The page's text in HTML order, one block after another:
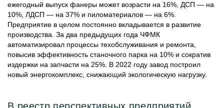
ежегодный выпуск фанеры может возрасти на 16%, ДСП — на
10%, ЛДСП — на 37% и пиломатериалов — на 6%.
Предприятие в целом постоянно вкладывается в развитие
производства. За два предыдущих года ЧФМК
автоматизировал процессы техобслуживания и ремонта,
повысив эффективность станочного парка на 10% и сократив
издержки на запчасти на 25%. В 2022 году завод построил
новый энергокомплекс, снижающий экологическую нагрузку.